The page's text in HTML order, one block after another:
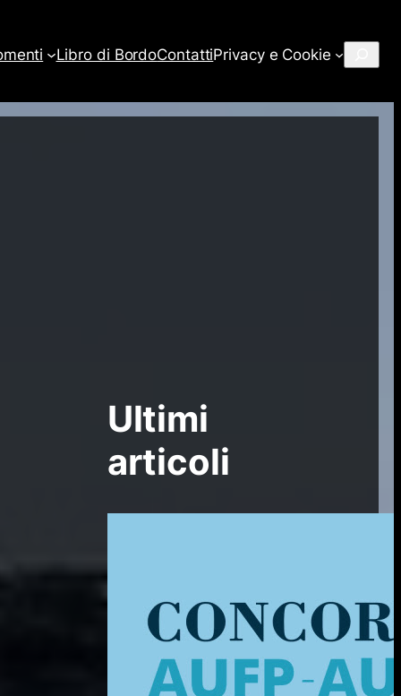
Libro di BordoContattiPrivacy e Cookie
Ultimi
articoli